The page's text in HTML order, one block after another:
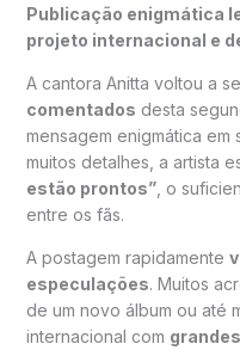
Publicação enigmática
projeto internacional e
A cantora Anitta voltou a
comentados desta
mensagem enigmática em
muitos detalhes, a artista
estão prontos”, o
entre os fãs.
A postagem rapidamente
especulações. Muitos
de um novo álbum ou até
internacional com grandes